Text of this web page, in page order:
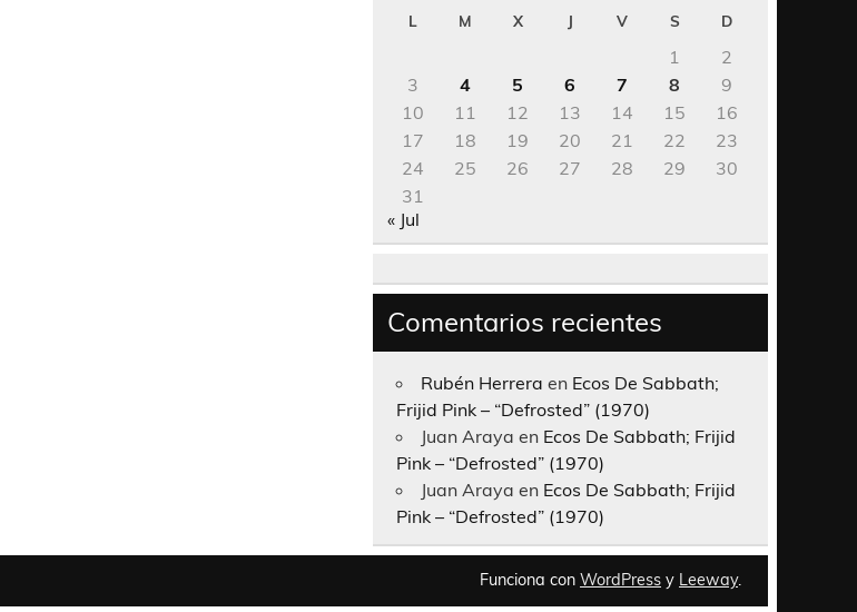
L M X J V S D
1
2
3
4 5 6 7 8
9
10
11 12 13 14 15
16
17
18 19 20 21 22
23
24
25 26 27 28 29
30
31
« Jul
Comentarios recientes
Rubén Herrera en Ecos De Sabbath;
Frijid Pink – “Defrosted” (1970)
Juan Araya en Ecos De Sabbath; Frijid
Pink – “Defrosted” (1970)
Juan Araya en Ecos De Sabbath; Frijid
Pink – “Defrosted” (1970)
Funciona con WordPress y Leeway.